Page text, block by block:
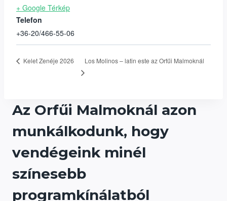
+ Google Térkép
Telefon
+36-20/466-55-06
Kelet Zenéje 2026 Los Molinos – latin este az Orfűi Malmoknál
Az Orfűi Malmoknál azon
munkálkodunk, hogy
vendégeink minél
színesebb
programkínálatból